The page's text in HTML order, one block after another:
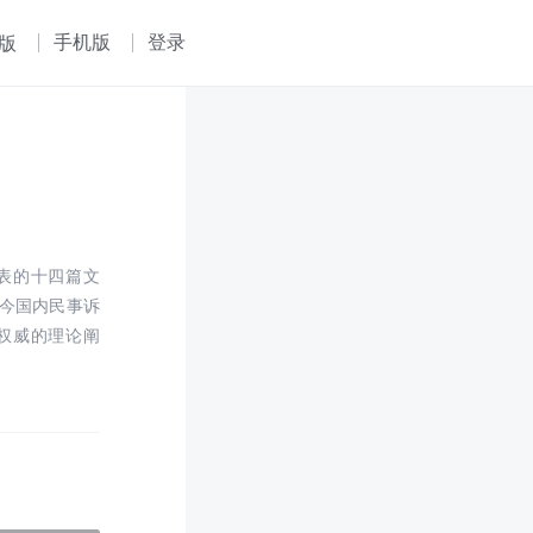
手机版 登录
的十四篇文
国内民事诉
威的理论阐